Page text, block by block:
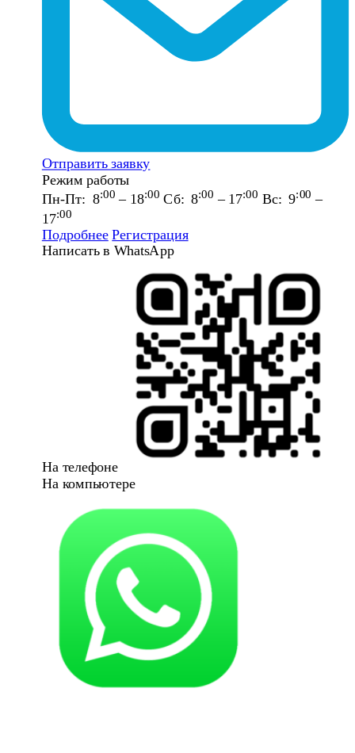
Отправить заявку
Режим работы
Пн-Пт: 8:00 – 18:00 Сб: 8:00 – 17:00 Вс: 9:00 –
17:00
Подробнее Регистрация
Написать в WhatsApp
На телефоне
На компьютере